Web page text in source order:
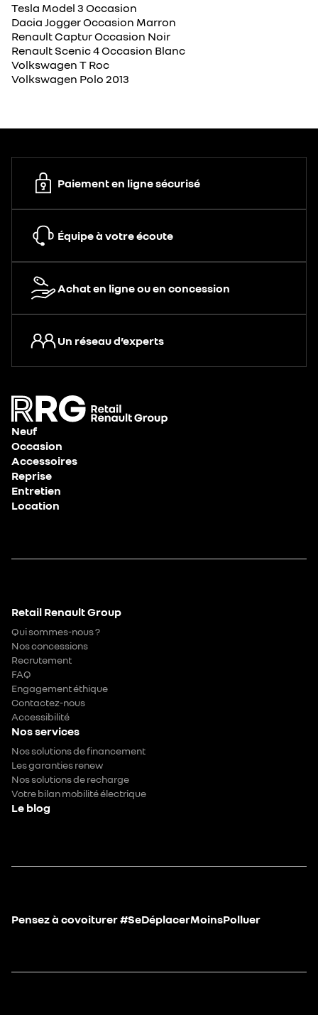
Tesla Model 3 Occasion
Dacia Jogger Occasion Marron
Renault Captur Occasion Noir
Renault Scenic 4 Occasion Blanc
Volkswagen T Roc
Volkswagen Polo 2013
Paiement en ligne sécurisé
Équipe à votre écoute
Achat en ligne ou en concession
Un réseau d’experts
Neuf
Occasion
Accessoires
Reprise
Entretien
Location
Retail Renault Group
Qui sommes-nous ?
Nos concessions
Recrutement
FAQ
Engagement éthique
Contactez-nous
Accessibilité
Nos services
Nos solutions de financement
Les garanties renew
Nos solutions de recharge
Votre bilan mobilité électrique
Le blog
Pensez à covoiturer #SeDéplacerMoinsPolluer